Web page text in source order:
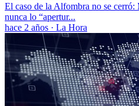
El caso de la Alfombra no se
nunca lo “apertur...
hace 2 años · La Hora